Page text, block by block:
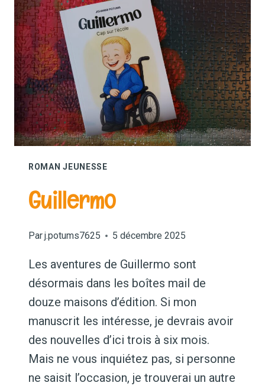
ROMAN JEUNESSE
Guillermo
Parj.potums7625 5 décembre 2025
Les aventures de Guillermo sont
désormais dans les boîtes mail de
douze maisons d’édition. Si mon
manuscrit les intéresse, je devrais avoir
des nouvelles d’ici trois à six mois.
Mais ne vous inquiétez pas, si personne
ne saisit l’occasion, je trouverai un autre